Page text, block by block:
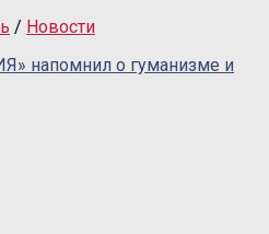
/ Новости
напомнил о гуманизме и